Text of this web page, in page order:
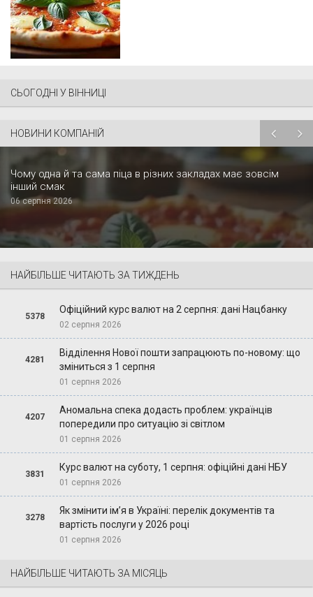
СЬОГОДНІ У ВІННИЦІ
НОВИНИ КОМПАНІЙ
Чому одна й та сама піца в різних закладах має зовсім
інший смак
06 серпня 2026
НАЙБІЛЬШЕ ЧИТАЮТЬ ЗА ТИЖДЕНЬ
5378
Офіційний курс валют на 2 серпня: дані Нацбанку
02 серпня 2026
4281
Відділення Нової пошти запрацюють по-новому: що
зміниться з 1 серпня
01 серпня 2026
4207
Аномальна спека додасть проблем: українців
попередили про ситуацію зі світлом
01 серпня 2026
3831
Курс валют на суботу, 1 серпня: офіційні дані НБУ
01 серпня 2026
3278
Як змінити ім’я в Україні: перелік документів та
вартість послуги у 2026 році
01 серпня 2026
НАЙБІЛЬШЕ ЧИТАЮТЬ ЗА МІСЯЦЬ